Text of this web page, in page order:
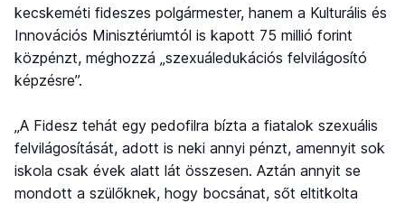
kecskeméti fideszes polgármester, hanem a Kulturális és
Innovációs Minisztériumtól is kapott 75 millió forint
közpénzt, méghozzá „szexuáledukációs felvilágosító
képzésre”.
„A Fidesz tehát egy pedofilra bízta a fiatalok szexuális
felvilágosítását, adott is neki annyi pénzt, amennyit sok
iskola csak évek alatt lát összesen. Aztán annyit se
mondott a szülőknek, hogy bocsánat, sőt eltitkolta